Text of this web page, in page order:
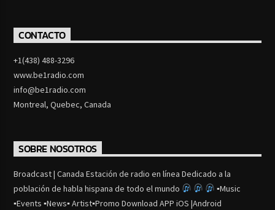
CONTACTO
+1(438) 488-3296
www.be1radio.com
info@be1radio.com
Montreal, Quebec, Canada
SOBRE NOSOTROS
Broadcast | Canada Estación de radio en línea Dedicado a la
población de habla hispana de todo el mundo
▪Music
▪Events ▪News▪ Artist▪Promo Download APP iOS |Android